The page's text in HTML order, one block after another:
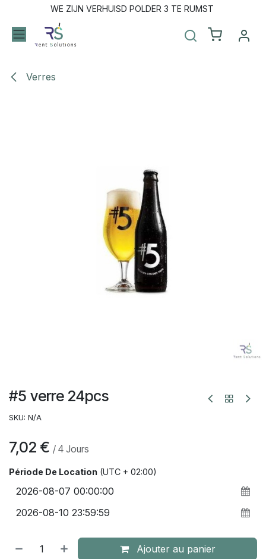
Se rendre au contenuWE ZIJN VERHUISD POLDER 3 TE RUMST
Verres
#5 verre 24pcs
SKU: N/A
7,02 € / 4 Jours
Période De Location (UTC + 02:00)
Ajouter au panier